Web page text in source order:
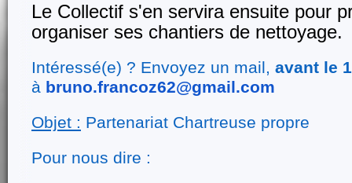
Le Collectif s'en servira ensuite pour
organiser ses chantiers de nettoyage.
Intéressé(e) ? Envoyez un mail, avant le
à bruno.francoz62@gmail.com
Objet : Partenariat Chartreuse propre
Pour nous dire :